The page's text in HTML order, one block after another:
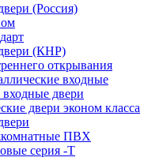
(Россия)
(КНР)
открывания
входные
двери
двери эконом класса
ПВХ
серия -Т